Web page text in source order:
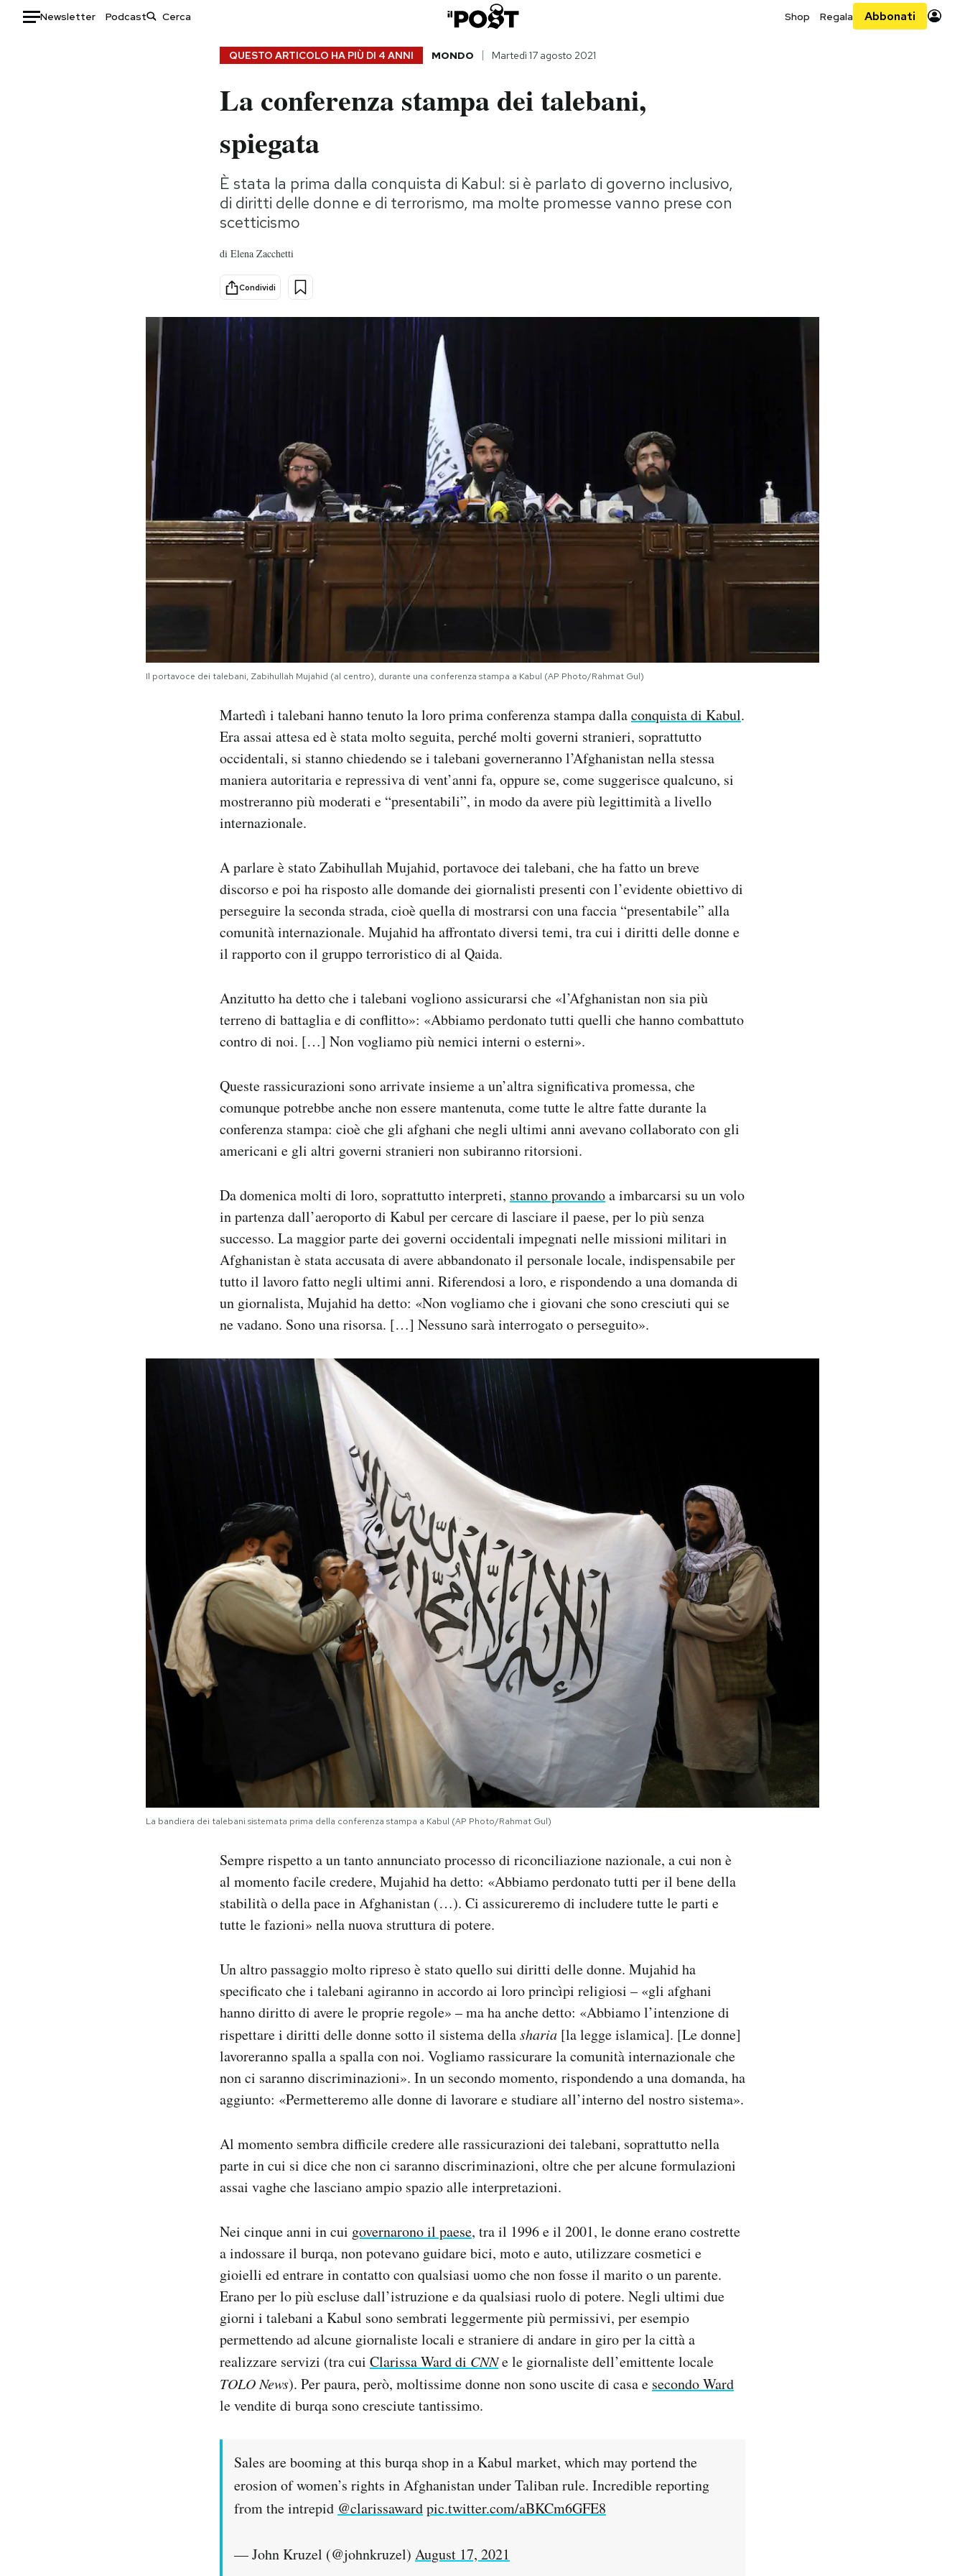
Newsletter Podcast Shop Regala Abbonati
Consumismi
Storie/Idee
Ok Boomer!
Mondiali calcio 2026
AREA PERSONALE
QUESTO ARTICOLO HA PIÙ DI 4 ANNI MONDO Martedì 17 agosto 2021
La conferenza stampa dei talebani,
spiegata
È stata la prima dalla conquista di Kabul: si è parlato di governo inclusivo,
di diritti delle donne e di terrorismo, ma molte promesse vanno prese con
scetticismo
di Elena Zacchetti
Condividi
Il portavoce dei talebani, Zabihullah Mujahid (al centro), durante una conferenza stampa a Kabul (AP Photo/Rahmat Gul)
Martedì i talebani hanno tenuto la loro prima conferenza stampa dallaconquista di Kabul.
Era assai attesa ed è stata molto seguita, perché molti governi stranieri, soprattutto
occidentali, si stanno chiedendo se i talebani governeranno l’Afghanistan nella stessa
maniera autoritaria e repressiva di vent’anni fa, oppure se, come suggerisce qualcuno, si
mostreranno più moderati e “presentabili”, in modo da avere più legittimità a livello
internazionale.
A parlare è stato Zabihullah Mujahid, portavoce dei talebani, che ha fatto un breve
discorso e poi ha risposto alle domande dei giornalisti presenti con l’evidente obiettivo di
perseguire la seconda strada, cioè quella di mostrarsi con una faccia “presentabile” alla
comunità internazionale. Mujahid ha affrontato diversi temi, tra cui i diritti delle donne e
il rapporto con il gruppo terroristico di al Qaida.
Anzitutto ha detto che i talebani vogliono assicurarsi che «l’Afghanistan non sia più
terreno di battaglia e di conflitto»: «Abbiamo perdonato tutti quelli che hanno combattuto
contro di noi. […] Non vogliamo più nemici interni o esterni».
Queste rassicurazioni sono arrivate insieme a un’altra significativa promessa, che
comunque potrebbe anche non essere mantenuta, come tutte le altre fatte durante la
conferenza stampa: cioè che gli afghani che negli ultimi anni avevano collaborato con gli
americani e gli altri governi stranieri non subiranno ritorsioni.
Da domenica molti di loro, soprattutto interpreti, stanno provandoa imbarcarsi su un volo
in partenza dall’aeroporto di Kabul per cercare di lasciare il paese, per lo più senza
successo. La maggior parte dei governi occidentali impegnati nelle missioni militari in
Afghanistan è stata accusata di avere abbandonato il personale locale, indispensabile per
tutto il lavoro fatto negli ultimi anni. Riferendosi a loro, e rispondendo a una domanda di
un giornalista, Mujahid ha detto: «Non vogliamo che i giovani che sono cresciuti qui se
ne vadano. Sono una risorsa. […] Nessuno sarà interrogato o perseguito».
La bandiera dei talebani sistemata prima della conferenza stampa a Kabul (AP Photo/Rahmat Gul)
Sempre rispetto a un tanto annunciato processo di riconciliazione nazionale, a cui non è
al momento facile credere, Mujahid ha detto: «Abbiamo perdonato tutti per il bene della
stabilità o della pace in Afghanistan (…). Ci assicureremo di includere tutte le parti e
tutte le fazioni» nella nuova struttura di potere.
Un altro passaggio molto ripreso è stato quello sui diritti delle donne. Mujahid ha
specificato che i talebani agiranno in accordo ai loro princìpi religiosi – «gli afghani
hanno diritto di avere le proprie regole» – ma ha anche detto: «Abbiamo l’intenzione di
rispettare i diritti delle donne sotto il sistema dellasharia [la legge islamica]. [Le donne]
lavoreranno spalla a spalla con noi. Vogliamo rassicurare la comunità internazionale che
non ci saranno discriminazioni». In un secondo momento, rispondendo a una domanda, ha
aggiunto: «Permetteremo alle donne di lavorare e studiare all’interno del nostro sistema».
Al momento sembra difficile credere alle rassicurazioni dei talebani, soprattutto nella
parte in cui si dice che non ci saranno discriminazioni, oltre che per alcune formulazioni
assai vaghe che lasciano ampio spazio alle interpretazioni.
Nei cinque anni in cui governarono il paese, tra il 1996 e il 2001, le donne erano costrette
a indossare il burqa, non potevano guidare bici, moto e auto, utilizzare cosmetici e
gioielli ed entrare in contatto con qualsiasi uomo che non fosse il marito o un parente.
Erano per lo più escluse dall’istruzione e da qualsiasi ruolo di potere. Negli ultimi due
giorni i talebani a Kabul sono sembrati leggermente più permissivi, per esempio
permettendo ad alcune giornaliste locali e straniere di andare in giro per la città a
realizzare servizi (tra cui Clarissa Ward di CNNe le giornaliste dell’emittente locale
TOLO News). Per paura, però, moltissime donne non sono uscite di casa e secondo Ward
le vendite di burqa sono cresciute tantissimo.
Sales are booming at this burqa shop in a Kabul market, which may portend the
erosion of women’s rights in Afghanistan under Taliban rule. Incredible reporting
from the intrepid @clarissawardpic.twitter.com/aBKCm6GFE8
— John Kruzel (@johnkruzel) August 17, 2021